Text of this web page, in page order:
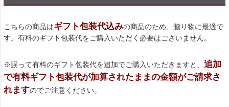
こちらの商品はギフト包装代込みの商品のため、贈り物に最適で
す。有料のギフト包装代をご購入いただく必要はございません。
※誤って有料のギフト包装代を追加でご購入いただきますと、 追加
で有料ギフト包装代が加算されたままの金額がご請求さ
れますのでご注意ください。